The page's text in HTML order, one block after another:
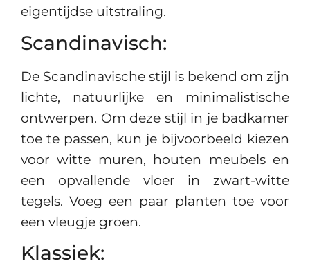
eigentijdse uitstraling.
Scandinavisch:
De Scandinavische stijl is bekend om zijn
lichte, natuurlijke en minimalistische
ontwerpen. Om deze stijl in je badkamer
toe te passen, kun je bijvoorbeeld kiezen
voor witte muren, houten meubels en
een opvallende vloer in zwart-witte
tegels. Voeg een paar planten toe voor
een vleugje groen.
Klassiek: